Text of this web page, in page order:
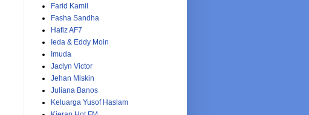
Farid Kamil
Fasha Sandha
Hafiz AF7
Ieda & Eddy Moin
Imuda
Jaclyn Victor
Jehan Miskin
Juliana Banos
Keluarga Yusof Haslam